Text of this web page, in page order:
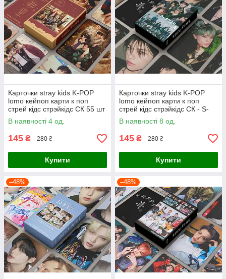
Карточки stray kids K-POP
lomo кейпоп карти к поп
стрей кідс стрэйкідс СК 55 шт
В наявності 4 од.
145 ₴ 280 ₴
Купити
Карточки stray kids K-POP
lomo кейпоп карти к поп
стрей кідс стрэйкідс СК - S-
class - 55 шт
В наявності 8 од.
145 ₴ 280 ₴
Купити
–48% –48%